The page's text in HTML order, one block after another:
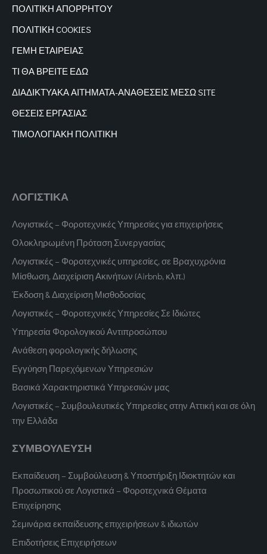
ΠΟΛΙΤΙΚΗ ΑΠΟΡΡΗΤΟΥ
ΠΟΛΙΤΙΚΗ COOKIES
ΓΕΜΗ ΕΤΑΙΡΕΙΑΣ
ΤΙ ΘΑ ΒΡΕΙΤΕ ΕΔΩ
ΔΙΑΔΙΚΤΥΑΚΑΑΙΤΗΜΑΤΑ-ΑΝΑΘΕΣΕΙΣ ΜΕΣΩ SITE
ΘΕΣΕΙΣ ΕΡΓΑΣΙΑΣ
ΤΙΜΟΛΟΓΙΑΚΗ ΠΟΛΙΤΙΚΗ
ΛΟΓΙΣΤΙΚΑ
Λογιστικές – Φοροτεχνικές Υπηρεσίες για επιχειρήσεις
Ολοκληρωμένη Πρόταση Συνεργασίας
Λογιστικές – Φοροτεχνικές υπηρεσίες, σε Βραχυχρόνια
Μίσθωση, Διαχείριση Ακινήτων (Airbnb, κλπ.)
Έκδοση & Διαχείριση Μισθοδοσίας
Λογιστικές – Φοροτεχνικές Υπηρεσίες Σε Ιδιώτες
Υπηρεσία Φορολογικού Αντιπροσώπου
Ανάθεση φορολογικής δήλωσης
Εγγύηση Παρεχόμενων Υπηρεσιών
Βασικά Χαρακτηριστικά Υπηρεσιών μας
Λογιστικές – Συμβουλευτικές Υπηρεσίες στην Αττική και σε όλη
την Ελλάδα
ΣΥΜΒΟΥΛΕΥΣΗ
Εκπαίδευση – Συμβούλευση & Υποστήριξη Ιδιοκτητών και
Προσωπικού σε Λογιστικά – Φοροτεχνικά Θέματα
Επιχείρησης
Σεμινάρια εκπαίδευσης επιχειρήσεων & ιδιωτών
Επιδοτήσεις Επιχειρήσεων